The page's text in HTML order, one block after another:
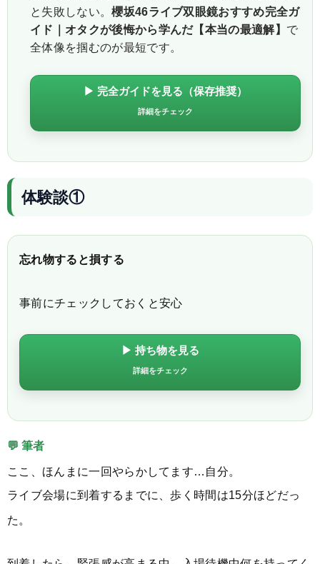
と失敗しない。櫻坂46ライブ双眼鏡おすすめ完全ガ
イド｜オタクが後悔から学んだ【本当の最適解】 で
全体像を掴むのが最短です。
▶ 完全ガイドを見る（保存推奨）
詳細をチェック
体験談①
忘れ物すると損する
事前にチェックしておくと安心
▶ 持ち物を見る
詳細をチェック
💬 筆者
ここ、ほんまに一回やらかしてます…自分。
ライブ会場に到着するまでに、歩く時間は15分ほどだっ
た。